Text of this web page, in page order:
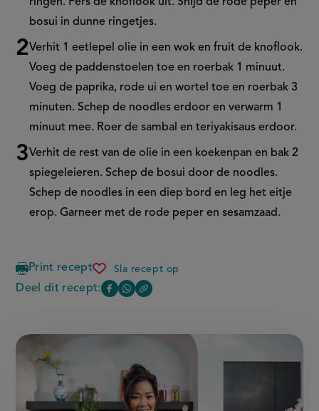
bosui in dunne ringetjes.
Verhit 1 eetlepel olie in een wok en fruit de knoflook.
Voeg de paddenstoelen toe en roerbak 1 minuut.
Voeg de paprika, rode ui en wortel toe en roerbak 3
minuten. Schep de noodles erdoor en verwarm 1
minuut mee. Roer de sambal en teriyakisaus erdoor.
Verhit de rest van de olie in een koekenpan en bak 2
spiegeleieren. Schep de bosui door de noodles.
Schep de noodles in een diep bord en leg het eitje
erop. Garneer met de rode peper en sesamzaad.
Print recept Sla recept op
udon
noodles
met
Deel dit recept:
Deel
pagina
Facebook
(opent
Deel
pagina
WhatsApp
(opent
Copy
of